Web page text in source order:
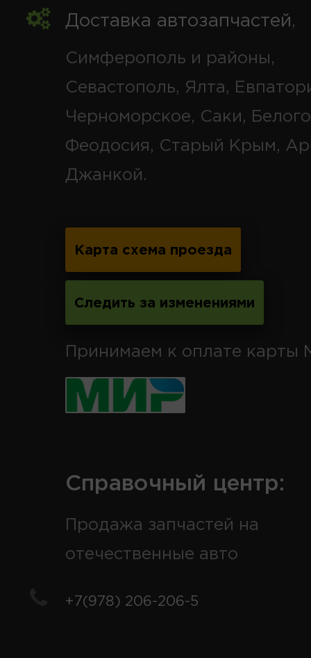
Доставка автозапчастей,
Симферополь и районы,
Севастополь, Ялта,
Черноморское, Саки,
Феодосия, Старый Крым,
Джанкой.
Карта схема проезда
Следить за изменениями
Принимаем к оплате карты
Справочный центр:
Продажа запчастей на
отечественные авто
+7(978) 206-206-5